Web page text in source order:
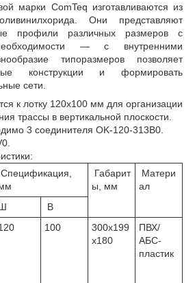
марки ComTeq изготавливаются из
Они представляют
профили различных размеров с
— с внутренними
типоразмеров позволяет
конструкции и формировать
сети.
к лотку 120х100 мм для организации
трассы в вертикальной плоскости.
3 соединителя OK-120-313B0.
Спецификация,
Габарит
ы, мм
Матери
ал
В
100
300х199
х180
ПВХ/
АБС-
пластик